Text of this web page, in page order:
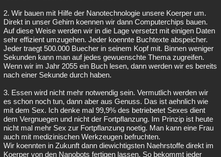
2. Wir bauen mit Hilfe der Nanotechnologie unsere Koerper um.
Direkt in unser Gehirn koennen wir dann Computerchips bauen.
Auf diese Weise werden wir in die Lage versetzt mit einigen Daten
sehr effizient umzugehen. Jeder koennte Buchtexte abspeicher.
Jeder traegt 500.000 Buecher in seinem Kopf mit. Binnen weniger
Sekunden kann man auf jedes gewuenschte Thema zugreifen.
Wenn wir im Jahr 2055 ein Buch lesen, dann werden wir es bereits
nach einer Sekunde durch haben.
3. Essen wird nicht mehr notwendig sein. Vermutlich werden wir
es schon noch tun, dann aber aus Genuss. Das ist aehnlich wie
mit dem Sex. Ich denke mal 99,9% des betriebetet Sexes dient
dem Vergnuegen und nicht der Fortpflanzung. Im Prinzip ist heute
nicht mal mehr Sex zur Fortpflanzung noetig. Man kann eine Frau
auch mit medizinischen Werkzeugen befruchten.
Wir koennten in Zukunft dann diewichtigsten Naehrstoffe direkt im
Koerper von den Nanobots fertigen lassen. So bekommt jeder